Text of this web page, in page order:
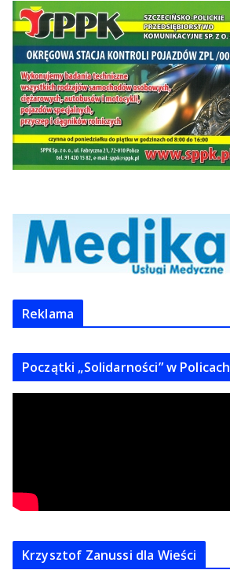
Reklama
Początki „Solidarności” w Policach
Krzysztof Zanussi dla Wieści